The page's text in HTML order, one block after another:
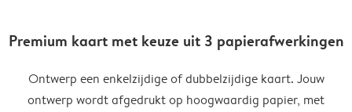
Premium kaart met keuze uit 3 papierafwerkingen
Ontwerp een enkelzijdige of dubbelzijdige kaart. Jouw
ontwerp wordt afgedrukt op hoogwaardig papier, met